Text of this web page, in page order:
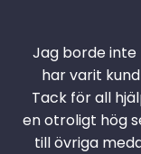
Jag borde inte
har varit
Tack för all
en otroligt hög
till övriga